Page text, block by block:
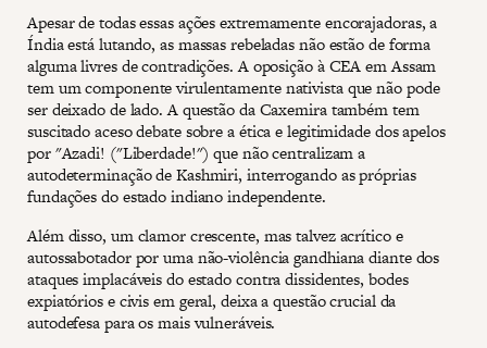
Apesar de todas essas ações extremamente encorajadoras, a
Índia está lutando, as massas rebeladas não estão de forma
alguma livres de contradições. A oposição à CEA em Assam
tem um componente virulentamente nativista que não pode
ser deixado de lado. A questão da Caxemira também tem
suscitado aceso debate sobre a ética e legitimidade dos apelos
por "Azadi! ("Liberdade!") que não centralizam a
autodeterminação de Kashmiri, interrogando as próprias
fundações do estado indiano independente.
Além disso, um clamor crescente, mas talvez acrítico e
autossabotador por uma não-violência gandhiana diante dos
ataques implacáveis do estado contra dissidentes, bodes
expiatórios e civis em geral, deixa a questão crucial da
autodefesa para os mais vulneráveis.